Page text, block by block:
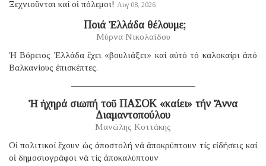
Ξεχνιοῦνται καί οἱ πόλεμοι! Αυγ 08, 2026
​ Ποιά Ἑλλάδα θέλουμε;
Μύρνα Νικολαΐδου
Ἡ Βόρειος Ἑλλάδα ἔχει «βουλιάξει» καί αὐτό τό καλοκαίρι ἀπό
Βαλκανίους ἐπισκέπτες.
Ἡ ἠχηρά σιωπή τοῦ ΠΑΣΟΚ «καίει» τήν Ἄννα
Διαμαντοπούλου
Μανώλης Κοττάκης
Οἱ πολιτικοί ἔχουν ὡς ἀποστολή νά ἀποκρύπτουν τίς εἰδήσεις καί
οἱ δημοσιογράφοι νά τίς ἀποκαλύπτουν